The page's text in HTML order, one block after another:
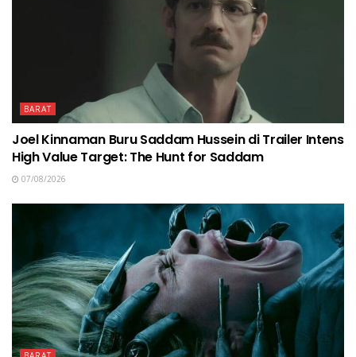
BARAT
Joel Kinnaman Buru Saddam Hussein di Trailer Intens
High Value Target: The Hunt for Saddam
07/08/2026